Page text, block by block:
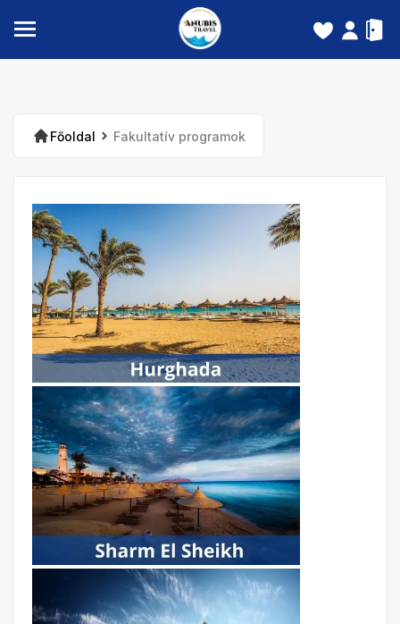
Főoldal Fakultatív programok